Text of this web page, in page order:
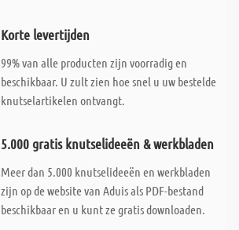
Korte levertijden
99% van alle producten zijn voorradig en
beschikbaar. U zult zien hoe snel u uw bestelde
knutselartikelen ontvangt.
5.000 gratis knutselideeën & werkbladen
Meer dan 5.000 knutselideeën en werkbladen
zijn op de website van Aduis als PDF-bestand
beschikbaar en u kunt ze gratis downloaden.